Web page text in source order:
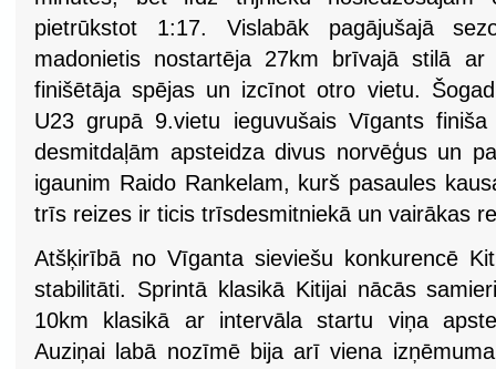
pietrūkstot 1:17. Vislabāk pagājušajā
madonietis nostartēja 27km brīvajā stilā
finišētāja spējas un izcīnot otro vietu.
U23 grupā 9.vietu ieguvušais Vīgants
desmitdaļām apsteidza divus norvēģus un
igaunim Raido Rankelam, kurš pasaules
trīs reizes ir ticis trīsdesmitniekā un vairākas
Atšķirībā no Vīganta sieviešu konkurencē
stabilitāti. Sprintā klasikā Kitijai nācās
10km klasikā ar intervāla startu viņa
Auziņai labā nozīmē bija arī viena